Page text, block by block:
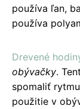
používa ľan,
používa
Drevené
obývačky.
spomaliť
použitie v